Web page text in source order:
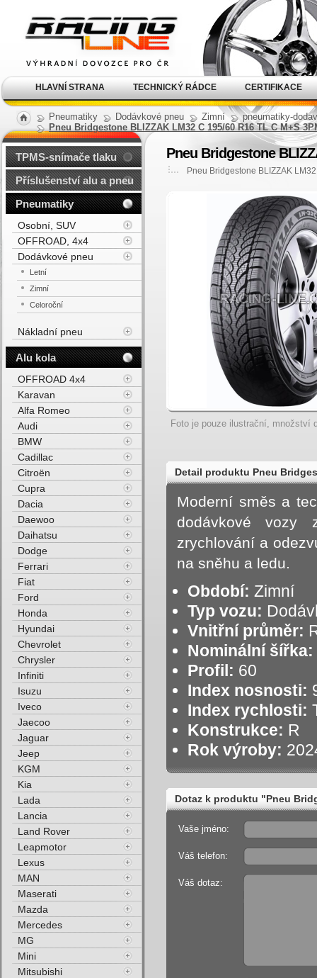
Pneumatiky Dodávkové pneu Zimní
pneumatiky-
Pneu Bridgestone BLIZZAK LM32 C 195/60 R16 TL C M+S
Pneu Bridgestone
Pneu Bridgestone BLIZZAK
Foto je pouze ilustrační, množství
Detail produktu Pneu
3PMSF 99T Zimní
Moderní směs a
dodávkové vozy
zrychlování a
na sněhu a ledu.
Období: Zimní
Typ vozu:
Vnitřní průměr:
Nominální šířka:
Profil: 60
Index nosnosti:
Index rychlosti:
Konstrukce: R
Rok výroby:
Dotaz k produktu "Pneu
Vaše jméno:
Váš telefon:
Váš dotaz:
TPMS-snímače tlaku
Příslušenství alu a pneu
Pneumatiky
Osobní, SUV
OFFROAD, 4x4
Dodávkové pneu
Letní
Zimní
Celoroční
Nákladní pneu
Alu kola
OFFROAD 4x4
Karavan
Alfa Romeo
Audi
BMW
Cadillac
Citroën
Cupra
Dacia
Daewoo
Daihatsu
Dodge
Ferrari
Fiat
Ford
Honda
Hyundai
Chevrolet
Chrysler
Infiniti
Isuzu
Iveco
Jaecoo
Jaguar
Jeep
KGM
Kia
Lada
Lancia
Land Rover
Leapmotor
Lexus
MAN
Maserati
Mazda
Mercedes
MG
Mini
Mitsubishi
kola Racing Line
HLAVNÍ STRANA TECHNICKÝ RÁDCE CERTIFIKACE